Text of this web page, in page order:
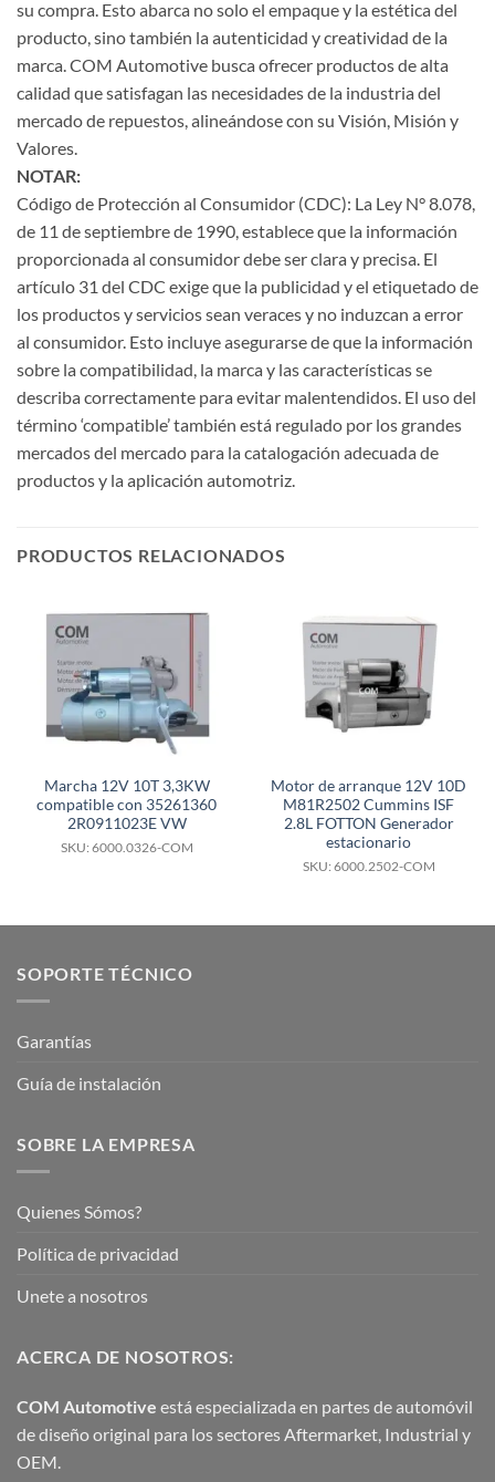
su compra. Esto abarca no solo el empaque y la estética del
producto, sino también la autenticidad y creatividad de la
marca. COM Automotive busca ofrecer productos de alta
calidad que satisfagan las necesidades de la industria del
mercado de repuestos, alineándose con su Visión, Misión y
Valores.
NOTAR:
Código de Protección al Consumidor (CDC): La Ley N° 8.078,
de 11 de septiembre de 1990, establece que la información
proporcionada al consumidor debe ser clara y precisa. El
artículo 31 del CDC exige que la publicidad y el etiquetado de
los productos y servicios sean veraces y no induzcan a error
al consumidor. Esto incluye asegurarse de que la información
sobre la compatibilidad, la marca y las características se
describa correctamente para evitar malentendidos. El uso del
término ‘compatible’ también está regulado por los grandes
mercados del mercado para la catalogación adecuada de
productos y la aplicación automotriz.
PRODUCTOS RELACIONADOS
Marcha 12V 10T 3,3KW
compatible con 35261360
2R0911023E VW
SKU: 6000.0326-COM
Motor de arranque 12V 10D
M81R2502 Cummins ISF
2.8L FOTTON Generador
estacionario
SKU: 6000.2502-COM
SOPORTE TÉCNICO
Garantías
Guía de instalación
SOBRE LA EMPRESA
Quienes Sómos?
Política de privacidad
Unete a nosotros
ACERCA DE NOSOTROS:
COM Automotive está especializada en partes de automóvil
de diseño original para los sectores Aftermarket, Industrial y
OEM.